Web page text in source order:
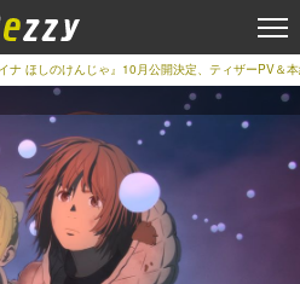
ナ ほしのけんじゃ』10月公開決定、ティザーPV＆